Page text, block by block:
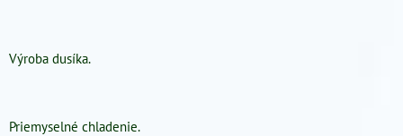
Výroba dusíka.
Priemyselné chladenie.